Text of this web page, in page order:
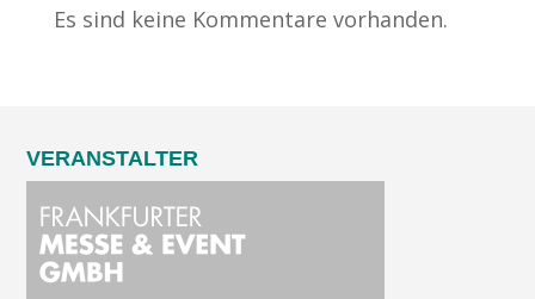
Es sind keine Kommentare vorhanden.
VERANSTALTER